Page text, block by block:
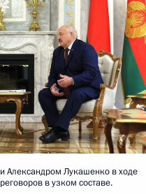
Александром Лукашенко в ходе
в узком составе.